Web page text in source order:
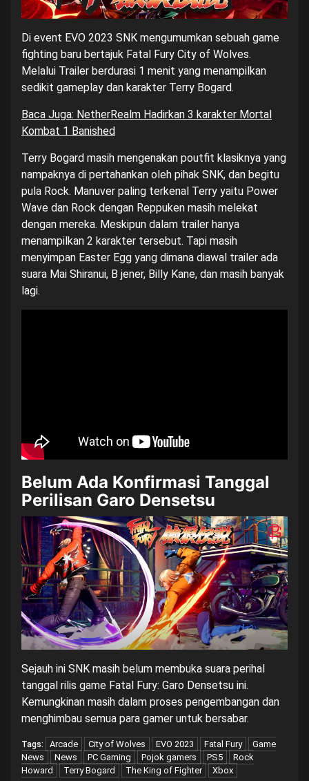
Di event EVO 2023 SNK mengumumkan sebuah game
fighting baru bertajuk Fatal Fury City of Wolves.
Melalui Trailer berdurasi 1 menit yang menampilkan
sedikit gameplay dan karakter Terry Bogard.
Baca Juga: NetherRealm Hadirkan 3 karakter Mortal
Kombat 1 Banished
Terry Bogard masih mengenakan poutfit klasiknya yang
nampaknya di pertahankan oleh pihak SNK, dan begitu
pula Rock. Manuver paling terkenal Terry yaitu Power
Wave dan Rock dengan Reppuken masih melekat
dengan mereka. Meskipun dalam trailer hanya
menampilkan 2 karakter tersebut. Tapi masih
menyimpan Easter Egg yang dimana diawal trailer ada
suara Mai Shiranui, B jener, Billy Kane, dan masih banyak
lagi.
Belum Ada Konfirmasi Tanggal
Perilisan Garo Densetsu
Sejauh ini SNK masih belum membuka suara perihal
tanggal rilis game Fatal Fury: Garo Densetsu ini.
Kemungkinan masih dalam proses pengembangan dan
menghimbau semua para gamer untuk bersabar.
Tags: Arcade City of Wolves EVO 2023 Fatal Fury
Game
News
News PC Gaming Pojok gamers PS5
Rock
Howard
Terry Bogard The King of Fighter Xbox